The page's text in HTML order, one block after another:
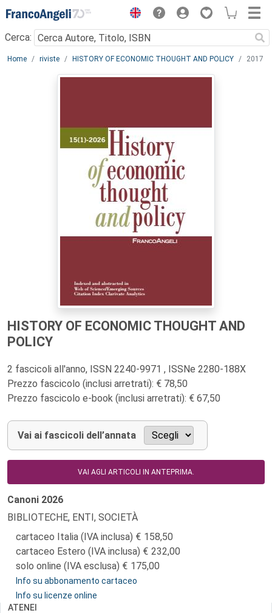
Menu
Cerca:
Main content
Home riviste HISTORY OF ECONOMIC THOUGHT AND POLICY 2017
HISTORY OF ECONOMIC THOUGHT AND
POLICY
2 fascicoli all'anno, ISSN 2240-9971 , ISSNe 2280-188X
Prezzo fascicolo (inclusi arretrati): € 78,50
Prezzo fascicolo e-book (inclusi arretrati): € 67,50
Vai ai fascicoli dell’annata
VAI AGLI ARTICOLI IN ANTEPRIMA.
Canoni 2026
BIBLIOTECHE, ENTI, SOCIETÀ
cartaceo Italia (IVA inclusa)
158,50
cartaceo Estero (IVA inclusa)
232,00
solo online (IVA esclusa)
175,00
Info su abbonamento cartaceo
Info su licenze online
ATENEI